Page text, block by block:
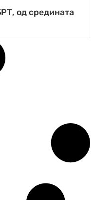
од средината